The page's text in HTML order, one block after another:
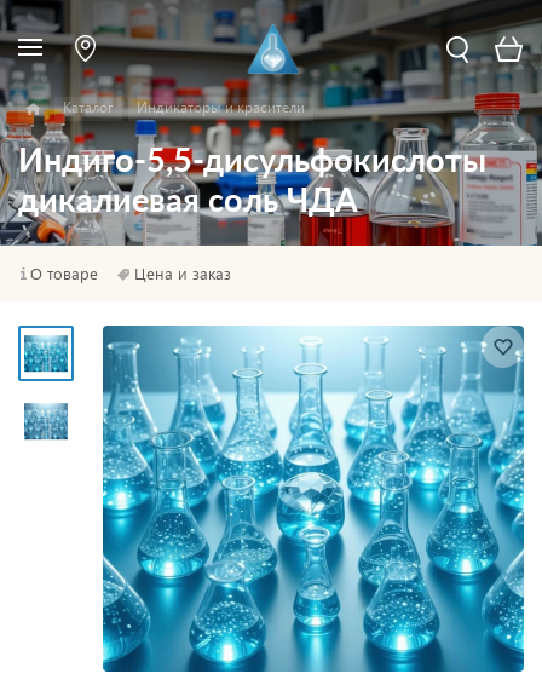
Каталог Индикаторы и красители
Индиго-5,5-дисульфокислоты
дикалиевая соль ЧДА
О товаре Цена и заказ